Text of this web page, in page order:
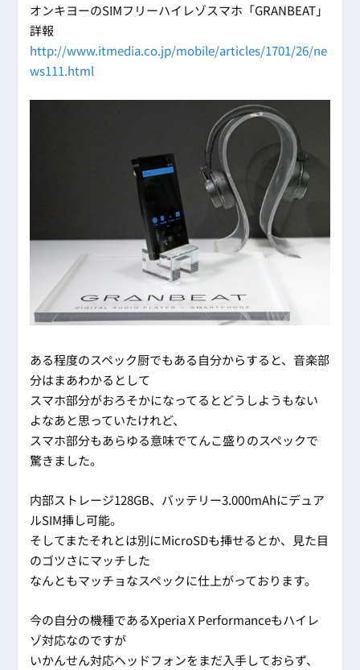
オンキヨーのSIMフリーハイレゾスマホ「GRANBEAT」
詳報
http://www.itmedia.co.jp/mobile/articles/1701/26/ne
ws111.html
ある程度のスペック厨でもある自分からすると、音楽部
分はまあわかるとして
スマホ部分がおろそかになってるとどうしようもない
よなあと思っていたけれど、
スマホ部分もあらゆる意味でてんこ盛りのスペックで
驚きました。
内部ストレージ128GB、バッテリー3.000mAhにデュア
ルSIM挿し可能。
そしてまたそれとは別にMicroSDも挿せるとか、見た目
のゴツさにマッチした
なんともマッチョなスペックに仕上がっております。
今の自分の機種であるXperia X Performanceもハイレ
ゾ対応なのですが
いかんせん対応ヘッドフォンをまだ入手しておらず、